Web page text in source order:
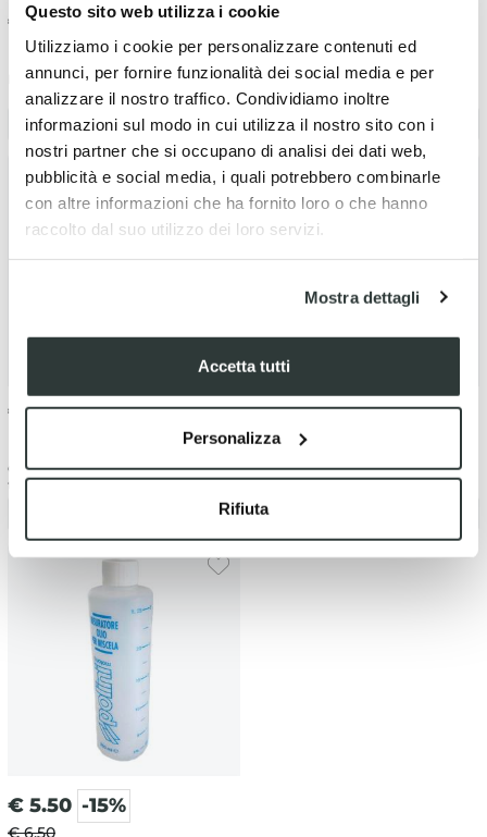
Questo sito web utilizza i cookie
Utilizziamo i cookie per personalizzare contenuti ed
annunci, per fornire funzionalità dei social media e per
analizzare il nostro traffico. Condividiamo inoltre
informazioni sul modo in cui utilizza il nostro sito con i
nostri partner che si occupano di analisi dei dati web,
pubblicità e social media, i quali potrebbero combinarle
con altre informazioni che ha fornito loro o che hanno
raccolto dal suo utilizzo dei loro servizi.
Mostra dettagli
Accetta tutti
Personalizza
Rifiuta
€ 3.54
Bottiglia con tappo a vite 100 ml
Avviso disponibilità
€ 4.64
Bottiglia con tappo a vite 250
ml
Avviso disponibilità
€ 10.61
Caraffa graduata 1000 ml
trasparente
€ 4.50 -25%
€ 6.00
Misurino miscela Stage6 250 ml
€ 5.50 -15%